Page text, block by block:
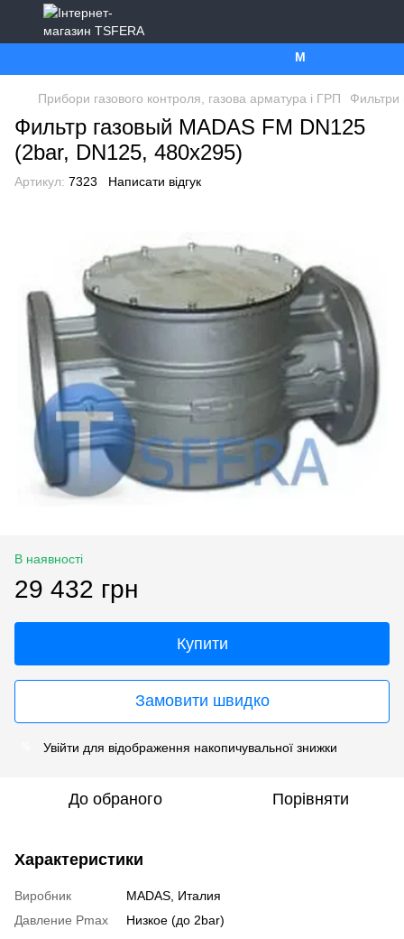
Ми працюємо. Все
Прибори газового контроля, газова арматура і ГРП Фильтри
Фильтр газовый MADAS FM DN125
(2bar, DN125, 480x295)
Артикул: 7323 Написати відгук
В наявності
29 432 грн
Купити
Замовити швидко
Увійти для відображення накопичувальної знижки
До обраного Порівняти
Характеристики
Виробник
MADAS, Италия
Давление Pmax
Низкое (до 2bar)